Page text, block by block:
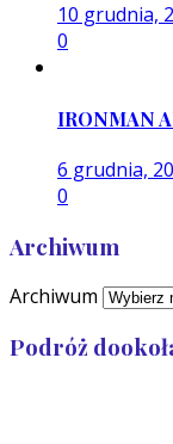
10 grudnia,
0
IRONMAN
6 grudnia,
0
Archiwum
Archiwum
Podróż